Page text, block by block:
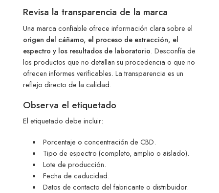
Revisa la transparencia de la marca
Una marca confiable ofrece información clara sobre el
origen del cáñamo, el proceso de extracción, el
espectro y los resultados de laboratorio. Desconfía de
los productos que no detallan su procedencia o que no
ofrecen informes verificables. La transparencia es un
reflejo directo de la calidad.
Observa el etiquetado
El etiquetado debe incluir:
Porcentaje o concentración de CBD.
Tipo de espectro (completo, amplio o aislado).
Lote de producción.
Fecha de caducidad.
Datos de contacto del fabricante o distribuidor.